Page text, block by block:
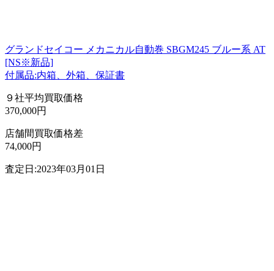
グランドセイコー メカニカル自動巻 SBGM245 ブルー系 AT
[NS※新品]
付属品:内箱、外箱、保証書
９社平均買取価格
370,000円
店舗間買取価格差
74,000円
査定日:2023年03月01日